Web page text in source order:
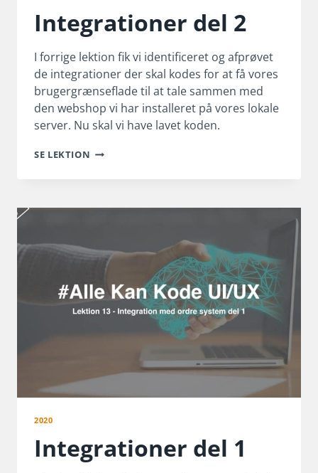
Integrationer del 2
I forrige lektion fik vi identificeret og afprøvet
de integrationer der skal kodes for at få vores
brugergrænseflade til at tale sammen med
den webshop vi har installeret på vores lokale
server. Nu skal vi have lavet koden.
SE LEKTION INTEGRATIONER
2020
Integrationer del 1